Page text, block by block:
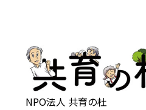
NPO法人 共育の杜